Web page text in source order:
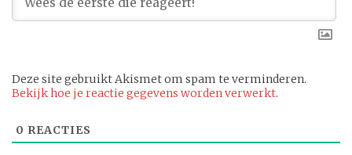
Deze site gebruikt Akismet om spam te verminderen.
Bekijk hoe je reactie gegevens worden verwerkt.
0 REACTIES